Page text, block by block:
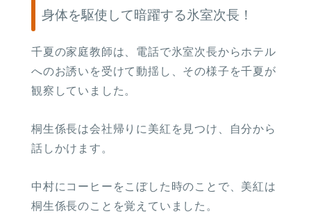
身体を駆使して暗躍する氷室次長！
千夏の家庭教師は、電話で氷室次長からホテル
へのお誘いを受けて動揺し、その様子を千夏が
観察していました。
桐生係長は会社帰りに美紅を見つけ、自分から
話しかけます。
中村にコーヒーをこぼした時のことで、美紅は
桐生係長のことを覚えていました。